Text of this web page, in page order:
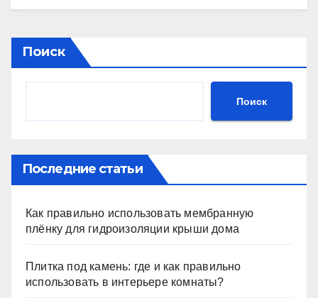
Поиск
Поиск
Последние статьи
Как правильно использовать мембранную
плёнку для гидроизоляции крыши дома
Плитка под камень: где и как правильно
использовать в интерьере комнаты?